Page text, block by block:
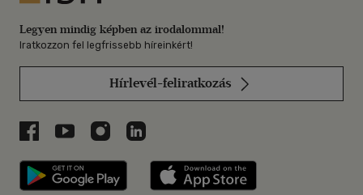
Legyen mindig képben az irodalommal!
Iratkozzon fel legfrissebb híreinkért!
Hírlevél-feliratkozás
Libri a Facebookon
Libri a Youtube-on
Libri az Instagramon
Libri a LinkedInen
Libri applikáció Szerezd meg: Google